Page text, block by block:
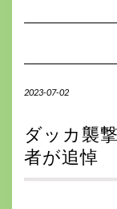
2023-07-02
ダッカ襲
者が追悼